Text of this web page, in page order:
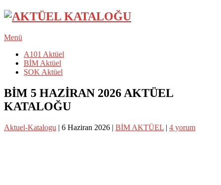
Menü
A101 Aktüel
BİM Aktüel
ŞOK Aktüel
BİM 5 HAZİRAN 2026 AKTÜEL
KATALOĞU
Aktuel-Katalogu | 6 Haziran 2026 | BİM AKTÜEL | 4 yorum